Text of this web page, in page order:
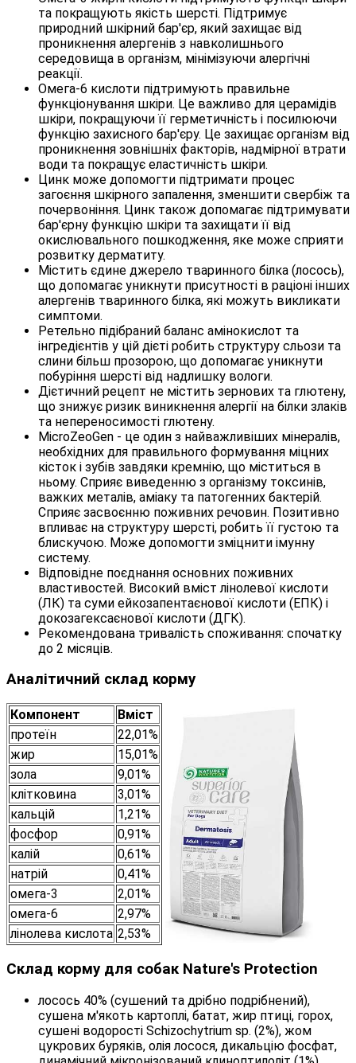
та покращують якість шерсті. Підтримує
природний шкірний бар'єр, який захищає від
проникнення алергенів з навколишнього
середовища в організм, мінімізуючи алергічні
реакції.
Омега-6 кислоти підтримують правильне
функціонування шкіри. Це важливо для церамідів
шкіри, покращуючи її герметичність і посилюючи
функцію захисного бар'єру. Це захищає організм від
проникнення зовнішніх факторів, надмірної втрати
води та покращує еластичність шкіри.
Цинк може допомогти підтримати процес
загоєння шкірного запалення, зменшити свербіж та
почервоніння. Цинк також допомагає підтримувати
бар'єрну функцію шкіри та захищати її від
окислювального пошкодження, яке може сприяти
розвитку дерматиту.
Містить єдине джерело тваринного білка (лосось),
що допомагає уникнути присутності в раціоні інших
алергенів тваринного білка, які можуть викликати
симптоми.
Ретельно підібраний баланс амінокислот та
інгредієнтів у цій дієті робить структуру сльози та
слини більш прозорою, що допомагає уникнути
побуріння шерсті від надлишку вологи.
Дієтичний рецепт не містить зернових та глютену,
що знижує ризик виникнення алергії на білки злаків
та непереносимості глютену.
MicroZeoGen - це один з найважливіших мінералів,
необхідних для правильного формування міцних
кісток і зубів завдяки кремнію, що міститься в
ньому. Сприяє виведенню з організму токсинів,
важких металів, аміаку та патогенних бактерій.
Сприяє засвоєнню поживних речовин. Позитивно
впливає на структуру шерсті, робить її густою та
блискучою. Може допомогти зміцнити імунну
систему.
Відповідне поєднання основних поживних
властивостей. Високий вміст лінолевої кислоти
(ЛК) та суми ейкозапентаєнової кислоти (ЕПК) і
докозагексаєнової кислоти (ДГК).
Рекомендована тривалість споживання: спочатку
до 2 місяців.
Аналітичний склад корму
Компонент
Вміст
протеїн
22,01%
жир
15,01%
зола
9,01%
клітковина
3,01%
кальцій
1,21%
фосфор
0,91%
калій
0,61%
натрій
0,41%
омега-3
2,01%
омега-6
2,97%
лінолева кислота 2,53%
Склад корму для собак Nature's Protection
лосось 40% (сушений та дрібно подрібнений),
сушена м'якоть картоплі, батат, жир птиці, горох,
сушені водорості Schizochytrium sp. (2%), жом
цукрових буряків, олія лосося, дикальцію фосфат,